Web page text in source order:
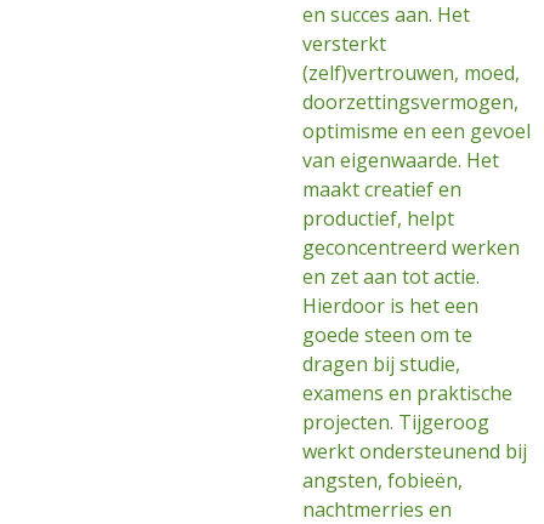
en succes aan. Het
versterkt
(zelf)vertrouwen, moed,
doorzettingsvermogen,
optimisme en een gevoel
van eigenwaarde. Het
maakt creatief en
productief, helpt
geconcentreerd werken
en zet aan tot actie.
Hierdoor is het een
goede steen om te
dragen bij studie,
examens en praktische
projecten. Tijgeroog
werkt ondersteunend bij
angsten, fobieën,
nachtmerries en